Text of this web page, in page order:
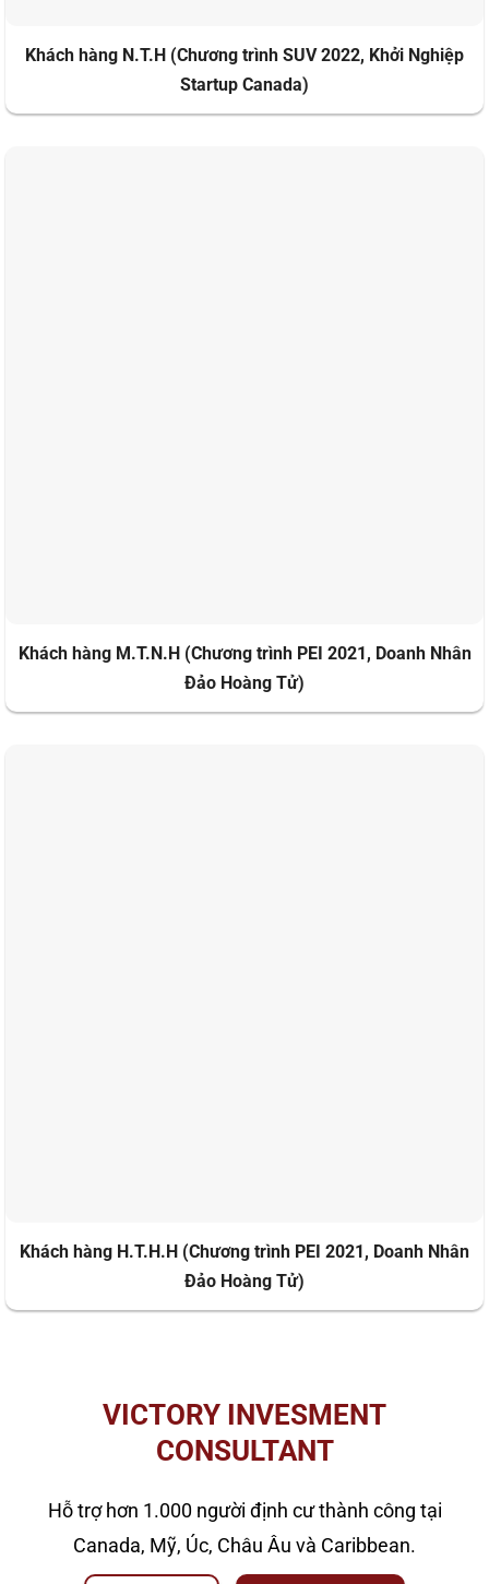
Khách hàng N.T.H (Chương trình SUV 2022, Khởi Nghiệp
Startup Canada)
Khách hàng M.T.N.H (Chương trình PEI 2021, Doanh Nhân
Đảo Hoàng Tử)
Khách hàng H.T.H.H (Chương trình PEI 2021, Doanh Nhân
Đảo Hoàng Tử)
VICTORY INVESMENT
CONSULTANT
Hỗ trợ hơn 1.000 người định cư thành công tại
Canada, Mỹ, Úc, Châu Âu và Caribbean.